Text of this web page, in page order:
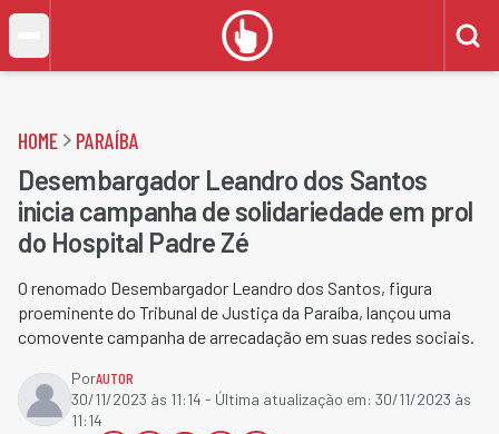
HOME PARAÍBA
Desembargador Leandro dos Santos
inicia campanha de solidariedade em prol
do Hospital Padre Zé
O renomado Desembargador Leandro dos Santos, figura
proeminente do Tribunal de Justiça da Paraíba, lançou uma
comovente campanha de arrecadação em suas redes sociais.
PorAUTOR
30/11/2023 às 11:14 - Última atualização em: 30/11/2023 às
11:14